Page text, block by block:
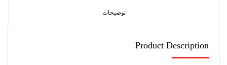
توضیحات
Product Description